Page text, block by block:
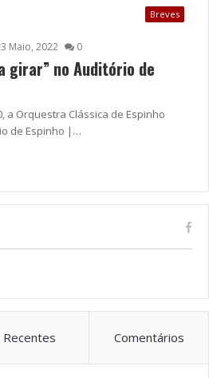
Breves
Maio, 2022 0
girar” no Auditório de
a Orquestra Clássica de Espinho
de Espinho |…
Recentes Comentários